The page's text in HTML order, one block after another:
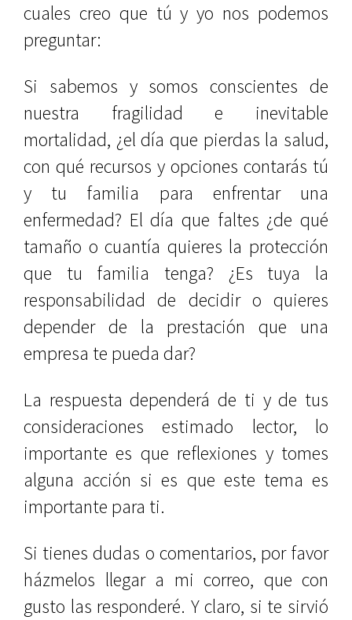
cuales creo que tú y yo nos podemos
preguntar:
Si sabemos y somos conscientes de
nuestra fragilidad e inevitable
mortalidad, ¿el día que pierdas la salud,
con qué recursos y opciones contarás tú
y tu familia para enfrentar una
enfermedad? El día que faltes ¿de qué
tamaño o cuantía quieres la protección
que tu familia tenga? ¿Es tuya la
responsabilidad de decidir o quieres
depender de la prestación que una
empresa te pueda dar?
La respuesta dependerá de ti y de tus
consideraciones estimado lector, lo
importante es que reflexiones y tomes
alguna acción si es que este tema es
importante para ti.
Si tienes dudas o comentarios, por favor
házmelos llegar a mi correo, que con
gusto las responderé. Y claro, si te sirvió